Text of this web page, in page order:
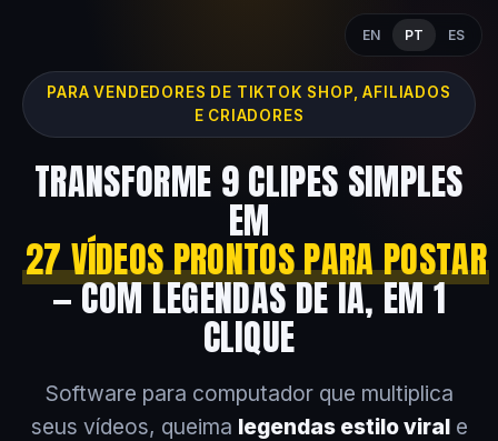
EN PT ES
PARA VENDEDORES DE TIKTOK SHOP, AFILIADOS
E CRIADORES
TRANSFORME 9 CLIPES SIMPLES
EM
27 VÍDEOS PRONTOS PARA POSTAR
— COM LEGENDAS DE IA, EM 1
CLIQUE
Software para computador que multiplica
seus vídeos, queima legendas estilo virale